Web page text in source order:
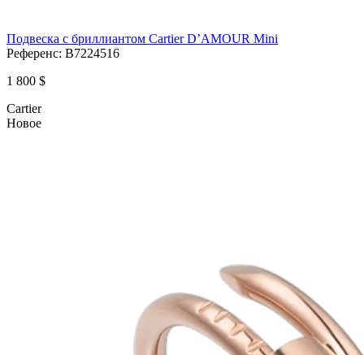
Подвеска с бриллиантом Cartier D’AMOUR Mini
Референс: B7224516
1 800 $
Cartier
Новое